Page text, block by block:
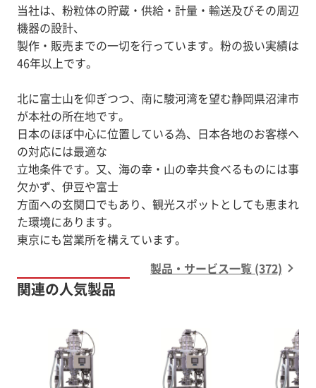
当社は、粉粒体の貯蔵・供給・計量・輸送及びその周辺
機器の設計、
製作・販売までの一切を行っています。粉の扱い実績は
46年以上です。
北に富士山を仰ぎつつ、南に駿河湾を望む静岡県沼津市
が本社の所在地です。
日本のほぼ中心に位置している為、日本各地のお客様へ
の対応には最適な
立地条件です。又、海の幸・山の幸共食べるものには事
欠かず、伊豆や富士
方面への玄関口でもあり、観光スポットとしても恵まれ
た環境にあります。
製品・サービス一覧 (372)
関連の人気製品